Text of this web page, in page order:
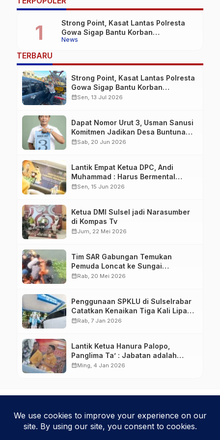
Makan Ikan
News
Strong Point, Kasat Lantas Polresta
Gowa Sigap Bantu Korban
Kecelakaan
TERBARU
Strong Point, Kasat Lantas Polresta
Gowa Sigap Bantu Korban
Kecelakaan
calendar_monthSen, 13 Jul 2026
Dapat Nomor Urut 3, Usman Sanusi
Komitmen Jadikan Desa Buntuna
Jauh lebih Baik
calendar_monthSab, 20 Jun 2026
Lantik Empat Ketua DPC, Andi
Muhammad : Harus Bermental
Pejuang
calendar_monthSen, 15 Jun 2026
Ketua DMI Sulsel jadi Narasumber
di Kompas Tv
calendar_monthJum, 22 Mei 2026
Tim SAR Gabungan Temukan
Pemuda Loncat ke Sungai
Pampang Makassar
calendar_monthRab, 20 Mei 2026
Penggunaan SPKLU di Sulselrabar
Catatkan Kenaikan Tiga Kali Lipat
di Tahun 2025
calendar_monthRab, 7 Jan 2026
Lantik Ketua Hanura Palopo,
Panglima Ta’ : Jabatan adalah
amanah siap dipertanggung
calendar_monthMing, 4 Jan 2026